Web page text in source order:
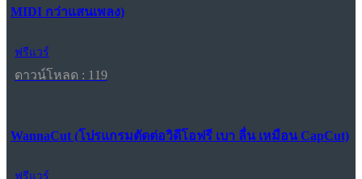
MIDI กว่าแสนเพลง)
ฟรีแวร์
ดาวน์โหลด : 119
WannaCut (โปรแกรมตัดต่อวิดีโอฟรี เบา ลื่น เหมือน CapCut)
ฟรีแวร์